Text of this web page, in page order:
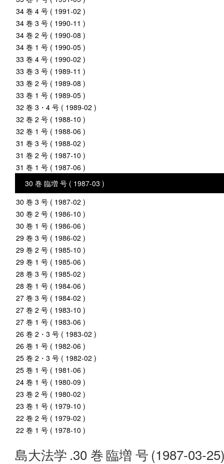
34 巻 4 号 ( 1991-02 )
34 巻 3 号 ( 1990-11 )
34 巻 2 号 ( 1990-08 )
34 巻 1 号 ( 1990-05 )
33 巻 4 号 ( 1990-02 )
33 巻 3 号 ( 1989-11 )
33 巻 2 号 ( 1989-08 )
33 巻 1 号 ( 1989-05 )
32 巻 3・4 号 ( 1989-02 )
32 巻 2 号 ( 1988-10 )
32 巻 1 号 ( 1988-06 )
31 巻 3 号 ( 1988-02 )
31 巻 2 号 ( 1987-10 )
31 巻 1 号 ( 1987-06 )
30 巻 臨増 号 ( 1987-03 )
30 巻 3 号 ( 1987-02 )
30 巻 2 号 ( 1986-10 )
30 巻 1 号 ( 1986-06 )
29 巻 3 号 ( 1986-02 )
29 巻 2 号 ( 1985-10 )
29 巻 1 号 ( 1985-06 )
28 巻 3 号 ( 1985-02 )
28 巻 1 号 ( 1984-06 )
27 巻 3 号 ( 1984-02 )
27 巻 2 号 ( 1983-10 )
27 巻 1 号 ( 1983-06 )
26 巻 2・3 号 ( 1983-02 )
26 巻 1 号 ( 1982-06 )
25 巻 2・3 号 ( 1982-02 )
25 巻 1 号 ( 1981-06 )
24 巻 1 号 ( 1980-09 )
23 巻 2 号 ( 1980-02 )
23 巻 1 号 ( 1979-10 )
22 巻 2 号 ( 1979-02 )
22 巻 1 号 ( 1978-10 )
島大法学 .30 巻臨増 号 (1987-03-